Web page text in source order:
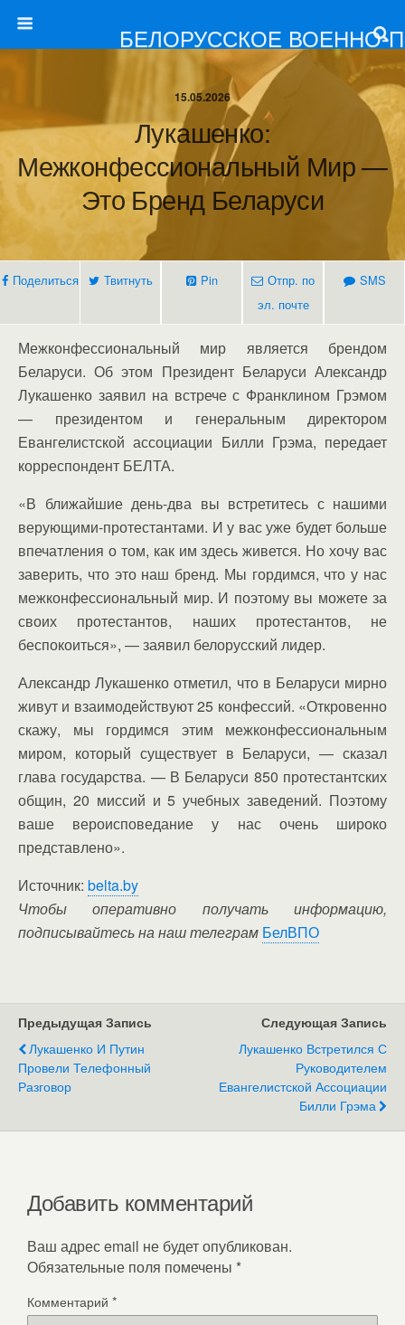
БЕЛОРУССКОЕ ВОЕННО-
15.05.2026
Лукашенко:
Межконфессиональный Мир —
Это Бренд Беларуси
Поделиться Твитнуть Pin
Отпр. по
эл. почте
SMS
Межконфессиональный мир является брендом
Беларуси. Об этом Президент Беларуси Александр
Лукашенко заявил на встрече с Франклином Грэмом
— президентом и генеральным директором
Евангелистской ассоциации Билли Грэма, передает
корреспондент БЕЛТА.
«В ближайшие день-два вы встретитесь с нашими
верующими-протестантами. И у вас уже будет больше
впечатления о том, как им здесь живется. Но хочу вас
заверить, что это наш бренд. Мы гордимся, что у нас
межконфессиональный мир. И поэтому вы можете за
своих протестантов, наших протестантов, не
беспокоиться», — заявил белорусский лидер.
Александр Лукашенко отметил, что в Беларуси мирно
живут и взаимодействуют 25 конфессий. «Откровенно
скажу, мы гордимся этим межконфессиональным
миром, который существует в Беларуси, — сказал
глава государства. — В Беларуси 850 протестантских
общин, 20 миссий и 5 учебных заведений. Поэтому
ваше вероисповедание у нас очень широко
представлено».
Источник: belta.by
Чтобы оперативно получать информацию,
подписывайтесь на наш телеграм БелВПО
Предыдущая Запись
Лукашенко И Путин
Провели Телефонный
Разговор
Следующая Запись
Лукашенко Встретился С
Руководителем
Евангелистской Ассоциации
Билли Грэма
Добавить комментарий
Ваш адрес email не будет опубликован.
Обязательные поля помечены *
Комментарий *